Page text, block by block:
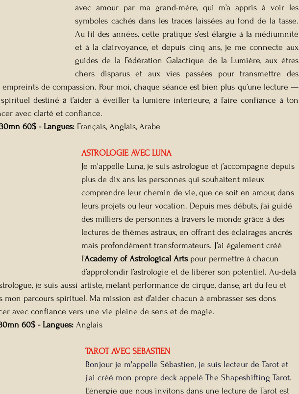
avec amour par ma grand-mère, qui m’a appris à voir les
symboles cachés dans les traces laissées au fond de la tasse.
Au fil des années, cette pratique s’est élargie à la médiumnité
et à la clairvoyance, et depuis cinq ans, je me connecte aux
guides de la Fédération Galactique de la Lumière, aux êtres
chers disparus et aux vies passées pour transmettre des
empreints de compassion. Pour moi, chaque séance est bien plus qu’une lecture —
spirituel destiné à t’aider à éveiller ta lumière intérieure, à faire confiance à ton
avec clarté et confiance.
60$ - Langues: Français, Anglais, Arabe
ASTROLOGIE AVEC LUNA
Je m'appelle Luna, je suis astrologue et j’accompagne depuis
plus de dix ans les personnes qui souhaitent mieux
comprendre leur chemin de vie, que ce soit en amour, dans
leurs projets ou leur vocation. Depuis mes débuts, j’ai guidé
des milliers de personnes à travers le monde grâce à des
lectures de thèmes astraux, en offrant des éclairages ancrés
mais profondément transformateurs. J’ai également créé
l’Academy of Astrological Arts pour permettre à chacun
d’approfondir l’astrologie et de libérer son potentiel. Au-delà
je suis aussi artiste, mêlant performance de cirque, danse, art du feu et
mon parcours spirituel. Ma mission est d’aider chacun à embrasser ses dons
avec confiance vers une vie pleine de sens et de magie.
60$ - Langues: Anglais
TAROT AVEC SEBASTIEN
Bonjour je m'appelle Sébastien, je suis lecteur de Tarot et
j'ai créé mon propre deck appelé The Shapeshifting Tarot.
L’énergie que nous invitons dans une lecture de Tarot est